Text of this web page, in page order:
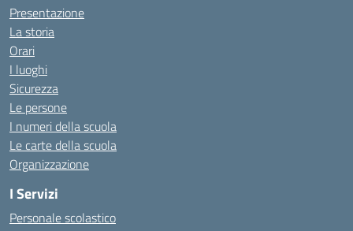
Presentazione
La storia
Orari
I luoghi
Sicurezza
Le persone
I numeri della scuola
Le carte della scuola
Organizzazione
I Servizi
Personale scolastico